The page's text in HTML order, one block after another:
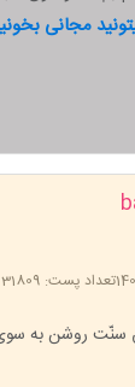
مجانی
تعداد پست: 31809
سنّت روشن به